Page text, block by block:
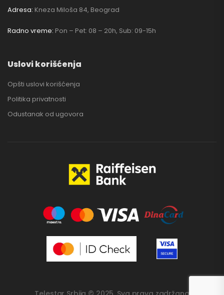
Adresa: Kneza Miloša 84, Beograd
Radno vreme: Pon – Pet: 08 – 20h, Sub: 09-15h
Uslovi korišćenja
Opšti uslovi korišćenja
Politika privatnosti
Odustanak od ugovora